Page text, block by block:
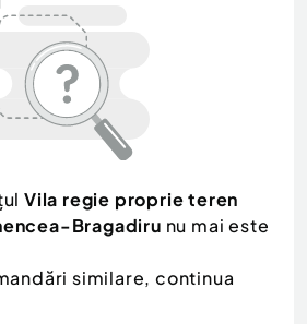
si ambarcatiuni
- Remorci
Vila regie proprie teren
Bragadiru nu mai este
similare, continua